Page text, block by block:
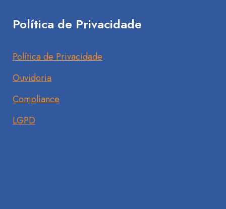
Política de Privacidade
Política de Privacidade
Ouvidoria
Compliance
LGPD